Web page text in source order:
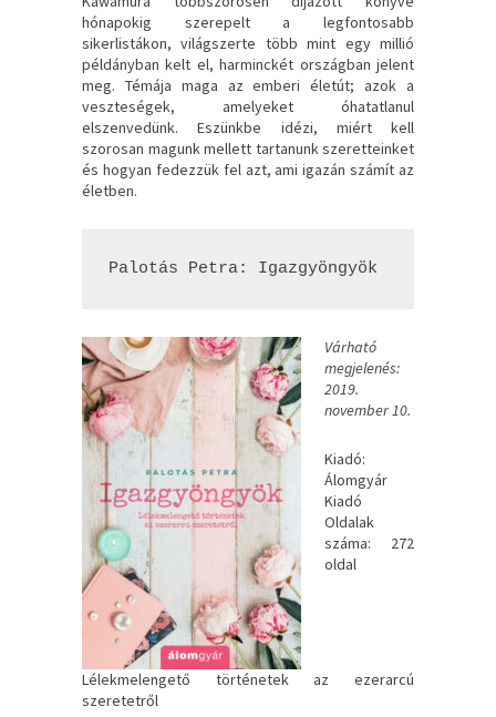
hónapokig szerepelt a legfontosabb
sikerlistákon, világszerte több mint egy millió
példányban kelt el, harminckét országban jelent
meg. Témája maga az emberi életút; azok a
veszteségek, amelyeket óhatatlanul
elszenvedünk. Eszünkbe idézi, miért kell
szorosan magunk mellett tartanunk szeretteinket
és hogyan fedezzük fel azt, ami igazán számít az
életben.
Palotás Petra: Igazgyöngyök
Várható
megjelenés:
2019.
november 10.
Kiadó:
Álomgyár
Kiadó
Oldalak
száma: 272
oldal
Lélekmelengető történetek az ezerarcú
szeretetről